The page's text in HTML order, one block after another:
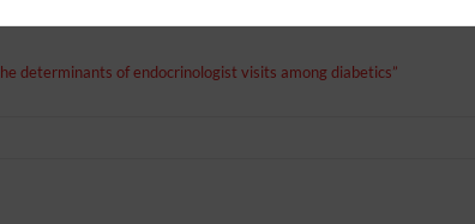
determinants of endocrinologist visits among diabetics”